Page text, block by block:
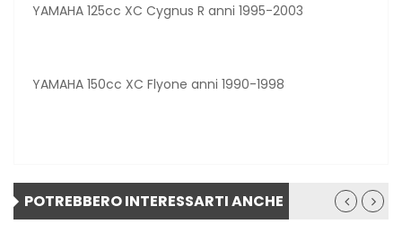
YAMAHA 125cc XC Cygnus R anni 1995-2003
YAMAHA 150cc XC Flyone anni 1990-1998
POTREBBERO INTERESSARTI ANCHE